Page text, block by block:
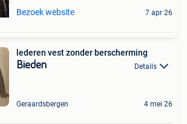
Bezoek website 7 apr 26
lederen vest zonder berscherming
Bieden Details
Geraardsbergen 4 mei 26